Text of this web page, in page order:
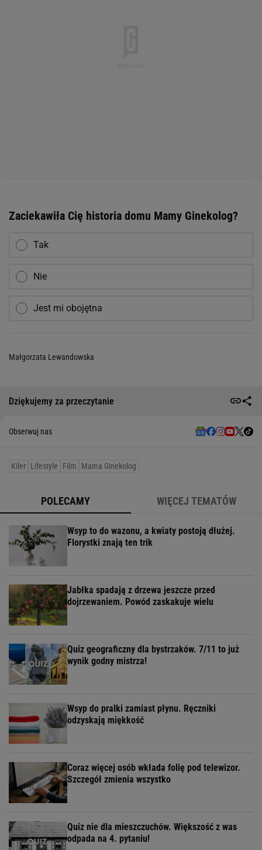
Zaciekawiła Cię historia domu Mamy Ginekolog?
Tak
Nie
Jest mi obojętna
Małgorzata Lewandowska
Dziękujemy za przeczytanie
Obserwuj nas
Kiler Lifestyle Film Mama Ginekolog
POLECAMY WIĘCEJ TEMATÓW
Wsyp to do wazonu, a kwiaty postoją dłużej.
Florystki znają ten trik
Jabłka spadają z drzewa jeszcze przed
dojrzewaniem. Powód zaskakuje wielu
Quiz geograficzny dla bystrzaków. 7/11 to już
wynik godny mistrza!
Wsyp do pralki zamiast płynu. Ręczniki
odzyskają miękkość
Coraz więcej osób wkłada folię pod telewizor.
Szczegół zmienia wszystko
Quiz nie dla mieszczuchów. Większość z was
odpada na 4. pytaniu!